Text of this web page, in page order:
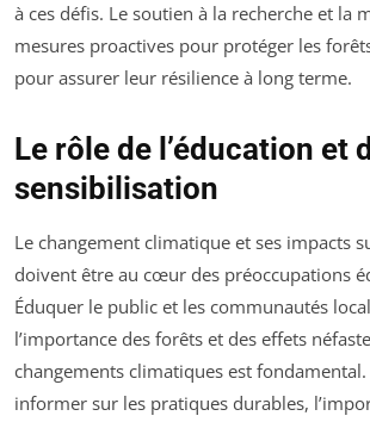
à ces défis. Le soutien à la recherche et la
mesures proactives pour protéger les
pour assurer leur résilience à long terme.
Le rôle de l’éducation et
sensibilisation
Le changement climatique et ses impacts
doivent être au cœur des préoccupations
Éduquer le public et les communautés
l’importance des forêts et des effets
changements climatiques est
informer sur les pratiques durables,